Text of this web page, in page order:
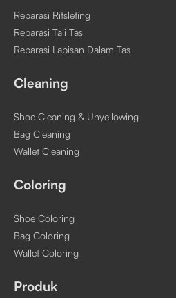
Reparasi Ritsleting
Reparasi Tali Tas
Reparasi Lapisan Dalam Tas
Cleaning
Shoe Cleaning & Unyellowing
Bag Cleaning
Wallet Cleaning
Coloring
Shoe Coloring
Bag Coloring
Wallet Coloring
Produk